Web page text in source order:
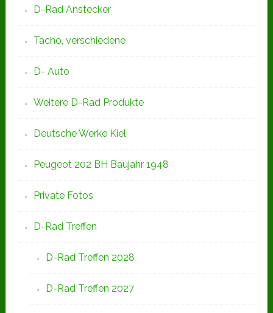
D-Rad Anstecker
Tacho, verschiedene
D- Auto
Weitere D-Rad Produkte
Deutsche Werke Kiel
Peugeot 202 BH Baujahr 1948
Private Fotos
D-Rad Treffen
D-Rad Treffen 2028
D-Rad Treffen 2027